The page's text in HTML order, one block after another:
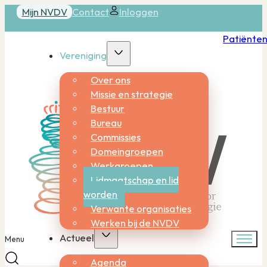
Mijn NVDV Contact Inloggen
Vereniging
Over ons
Missie en strategie
Bestuur
Bureau
Commissies
Domeingroepen
Werkgroepen
Lidmaatschap en lid
worden
Verwante organisaties
Werken bij de NVDV
Actueel
Agenda
Menu